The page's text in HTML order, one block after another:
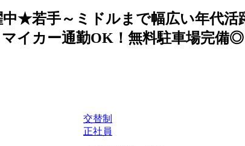
★若手～ミドルまで幅広い年代
イカー通勤OK！無料駐車場完備◎
交替制
正社員